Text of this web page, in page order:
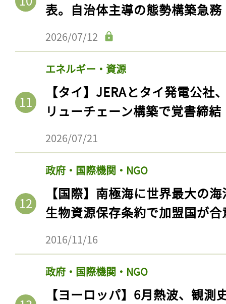
表。自治体主導の態勢構築急務
2026/07/12
エネルギー・資源
【タイ】JERAとタイ発電公社
リューチェーン構築で覚書締結
2026/07/21
政府・国際機関・NGO
【国際】南極海に世界最大の
生物資源保存条約で加盟国が合
2016/11/16
政府・国際機関・NGO
【ヨーロッパ】6月熱波、観